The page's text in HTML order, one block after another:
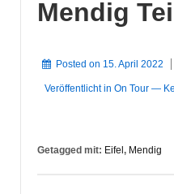
Mendig
Posted on 15. April 2022
Veröffentlicht in On Tour —
Getagged mit: Eifel , Mendig